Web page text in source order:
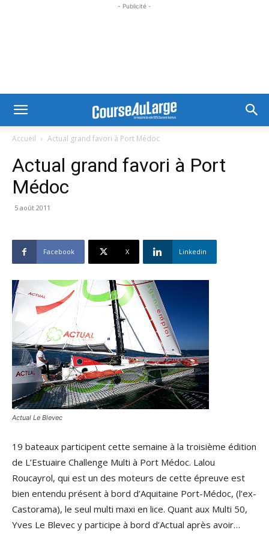
- Publicité -
Accueil Actual grand favori à Port Médoc
Actual grand favori à Port
Médoc
5 août 2011
Facebook X Linkedin
Actual Le Blevec
19 bateaux participent cette semaine à la troisième édition
de L’Estuaire Challenge Multi à Port Médoc. Lalou
Roucayrol, qui est un des moteurs de cette épreuve est
bien entendu présent à bord d’Aquitaine Port-Médoc, (l’ex-
Castorama), le seul multi maxi en lice. Quant aux Multi 50,
Yves Le Blevec y participe à bord d’Actual après avoir…